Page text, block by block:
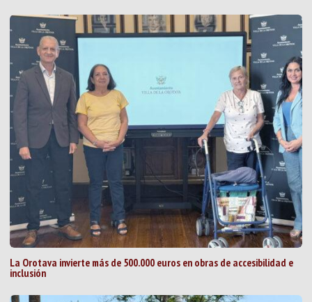
La Orotava invierte más de 500.000 euros en obras de accesibilidad e
inclusión